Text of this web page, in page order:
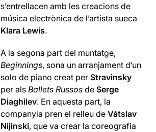
s’entrellacen amb les creacions de
música electrònica de l’artista sueca
Klara Lewis.
A la segona part del muntatge,
Beginnings, sona un arranjament d’un
solo de piano creat perStravinsky
per alsBallets Russos deSerge
Diaghilev. En aquesta part, la
companyia pren el relleu deVàtslav
Nijinski, que va crear la coreografia